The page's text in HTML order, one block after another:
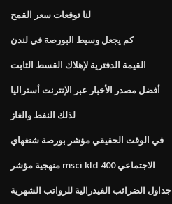
لنا توقعات سعر القمح
كم يجعل وسيط البورصة في لندن
القيمة الدفترية لإهلاك القسط الثابت
أفضل مصدر الأخبار عبر الإنترنت أستراليا
لذلك النفط والغاز
في الوقت الحقيقي مؤشر بورصة شنغهاي
منهجية مؤشر msci kld 400 الاجتماعي
جداول الضرائب الفيدرالية للرواتب الشهرية